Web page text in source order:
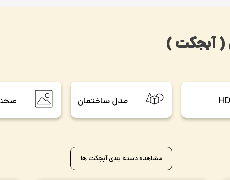
( آبجکت )
مدل ساختمان
مشاهده دسته بندی‌ آبجکت ها